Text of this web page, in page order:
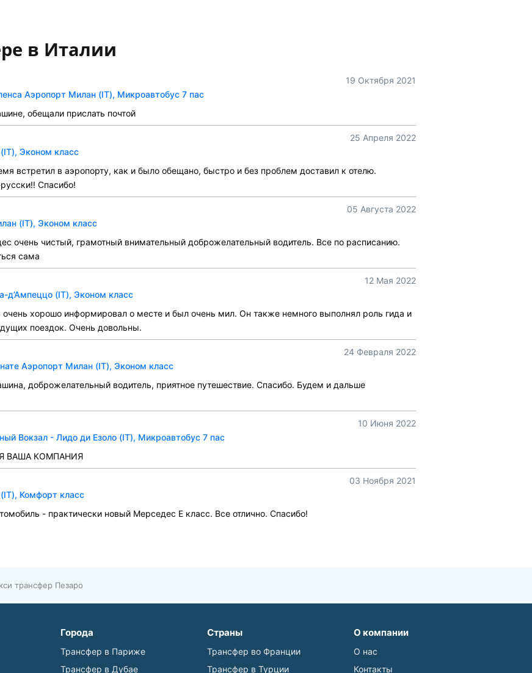
в Италии
19 Октября 2021
Аэропорт Милан (IT), Микроавтобус 7 пас
обещали прислать почтой
25 Апреля 2022
Эконом класс
встретил в аэропорту, как и было обещано, быстро и без проблем доставил к отелю.
Спасибо!
05 Августа 2022
(IT), Эконом класс
очень чистый, грамотный внимательный доброжелательный водитель. Все по расписанию.
сама
12 Мая 2022
д’Ампеццо (IT), Эконом класс
хорошо информировал о месте и был очень мил. Он также немного выполнял роль гида и
поездок. Очень довольны.
24 Февраля 2022
Аэропорт Милан (IT), Эконом класс
доброжелательный водитель, приятное путешествие. Спасибо. Будем и дальше
10 Июня 2022
Вокзал - Лидо ди Езоло (IT), Микроавтобус 7 пас
ВАША КОМПАНИЯ
03 Ноября 2021
Комфорт класс
- практически новый Мерседес Е класс. Все отлично. Спасибо!
трансфер Пезаро
Города
Трансфер в Париже
Трансфер в Дубае
Страны
Трансфер во Франции
Трансфер в Турции
О компании
О нас
Контакты